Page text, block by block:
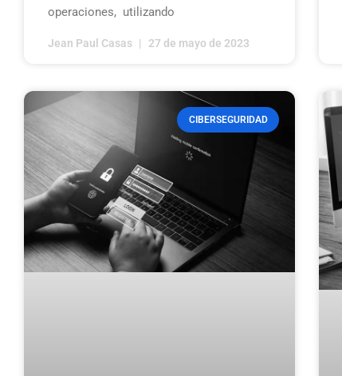
operaciones, utilizando
Jean Paul Casas 27 de mayo de 2023
CIBERSEGURIDAD